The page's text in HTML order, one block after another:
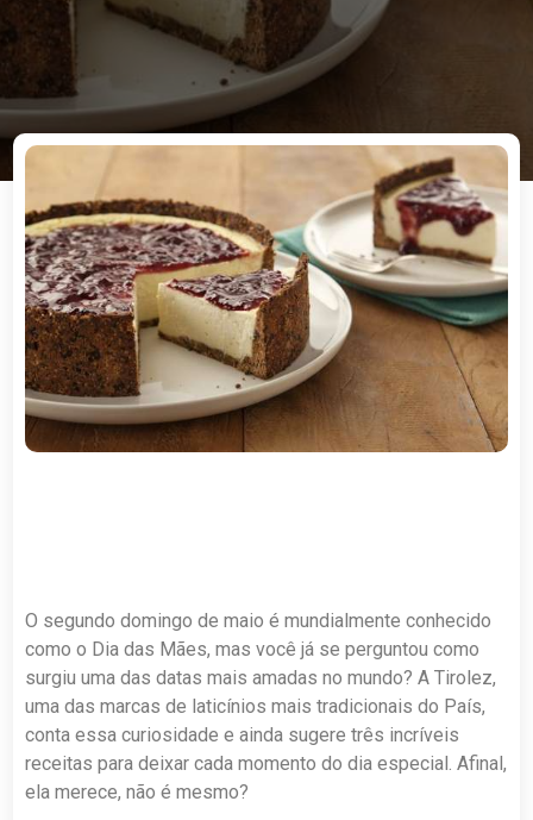
O segundo domingo de maio é mundialmente conhecido
como o Dia das Mães, mas você já se perguntou como
surgiu uma das datas mais amadas no mundo? A Tirolez,
uma das marcas de laticínios mais tradicionais do País,
conta essa curiosidade e ainda sugere três incríveis
receitas para deixar cada momento do dia especial. Afinal,
ela merece, não é mesmo?